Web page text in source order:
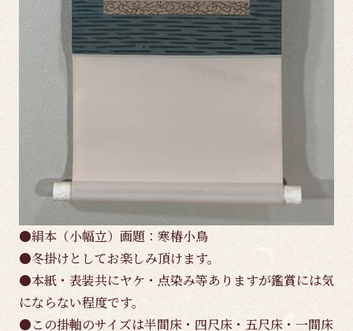
●絹本（小幅立）画題：寒椿小鳥
●冬掛けとしてお楽しみ頂けます。
●本紙・表装共にヤケ・点染み等ありますが鑑賞には気
にならない程度です。
●この掛軸のサイズは半間床・四尺床・五尺床・一間床